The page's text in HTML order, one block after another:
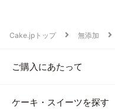
Cake.jpトップ 無添加
ご購入にあたって
ケーキ・スイーツを探す